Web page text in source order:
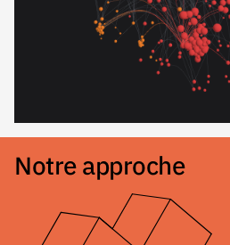
Notre approche